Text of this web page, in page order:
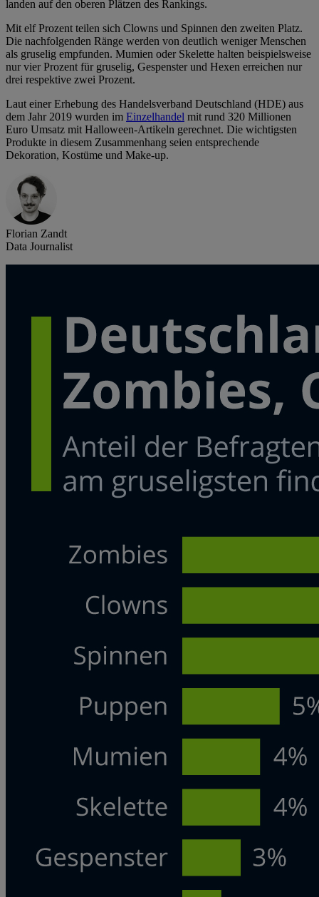
landen auf den oberen Plätzen des Rankings.
Mit elf Prozent teilen sich Clowns und Spinnen den zweiten Platz.
Die nachfolgenden Ränge werden von deutlich weniger Menschen
als gruselig empfunden. Mumien oder Skelette halten beispielsweise
nur vier Prozent für gruselig, Gespenster und Hexen erreichen nur
drei respektive zwei Prozent.
Laut einer Erhebung des Handelsverband Deutschland (HDE) aus
dem Jahr 2019 wurden im Einzelhandel mit rund 320 Millionen
Euro Umsatz mit Halloween-Artikeln gerechnet. Die wichtigsten
Produkte in diesem Zusammenhang seien entsprechende
Dekoration, Kostüme und Make-up.
Florian Zandt
Data Journalist